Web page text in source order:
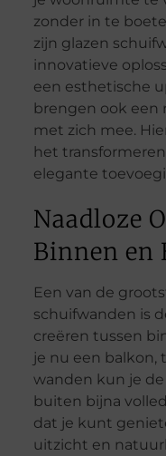
zonder in te
zijn glazen
innovatieve
een esthetische
brengen ook een
met zich mee.
het
elegante
Naadloze
Binnen en
Een van de
schuifwanden is
creëren tussen
je nu een balkon,
wanden kun je
buiten bijna
dat je kunt
uitzicht en